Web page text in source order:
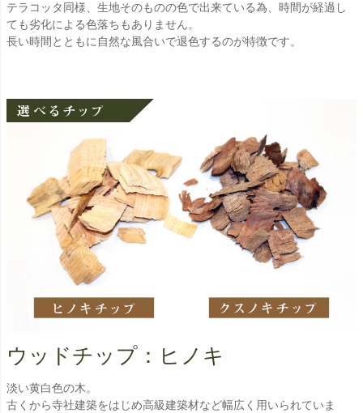
テラコッタ同様、生地そのものの色で出来ている為、時間が経過し
ても劣化による色落ちもありません。
長い時間とともに自然な風合いで退色するのが特徴です。
ウッドチップ：ヒノキ
淡い黄白色の木。
古くから寺社建築をはじめ高級建築材など幅広く用いられていま